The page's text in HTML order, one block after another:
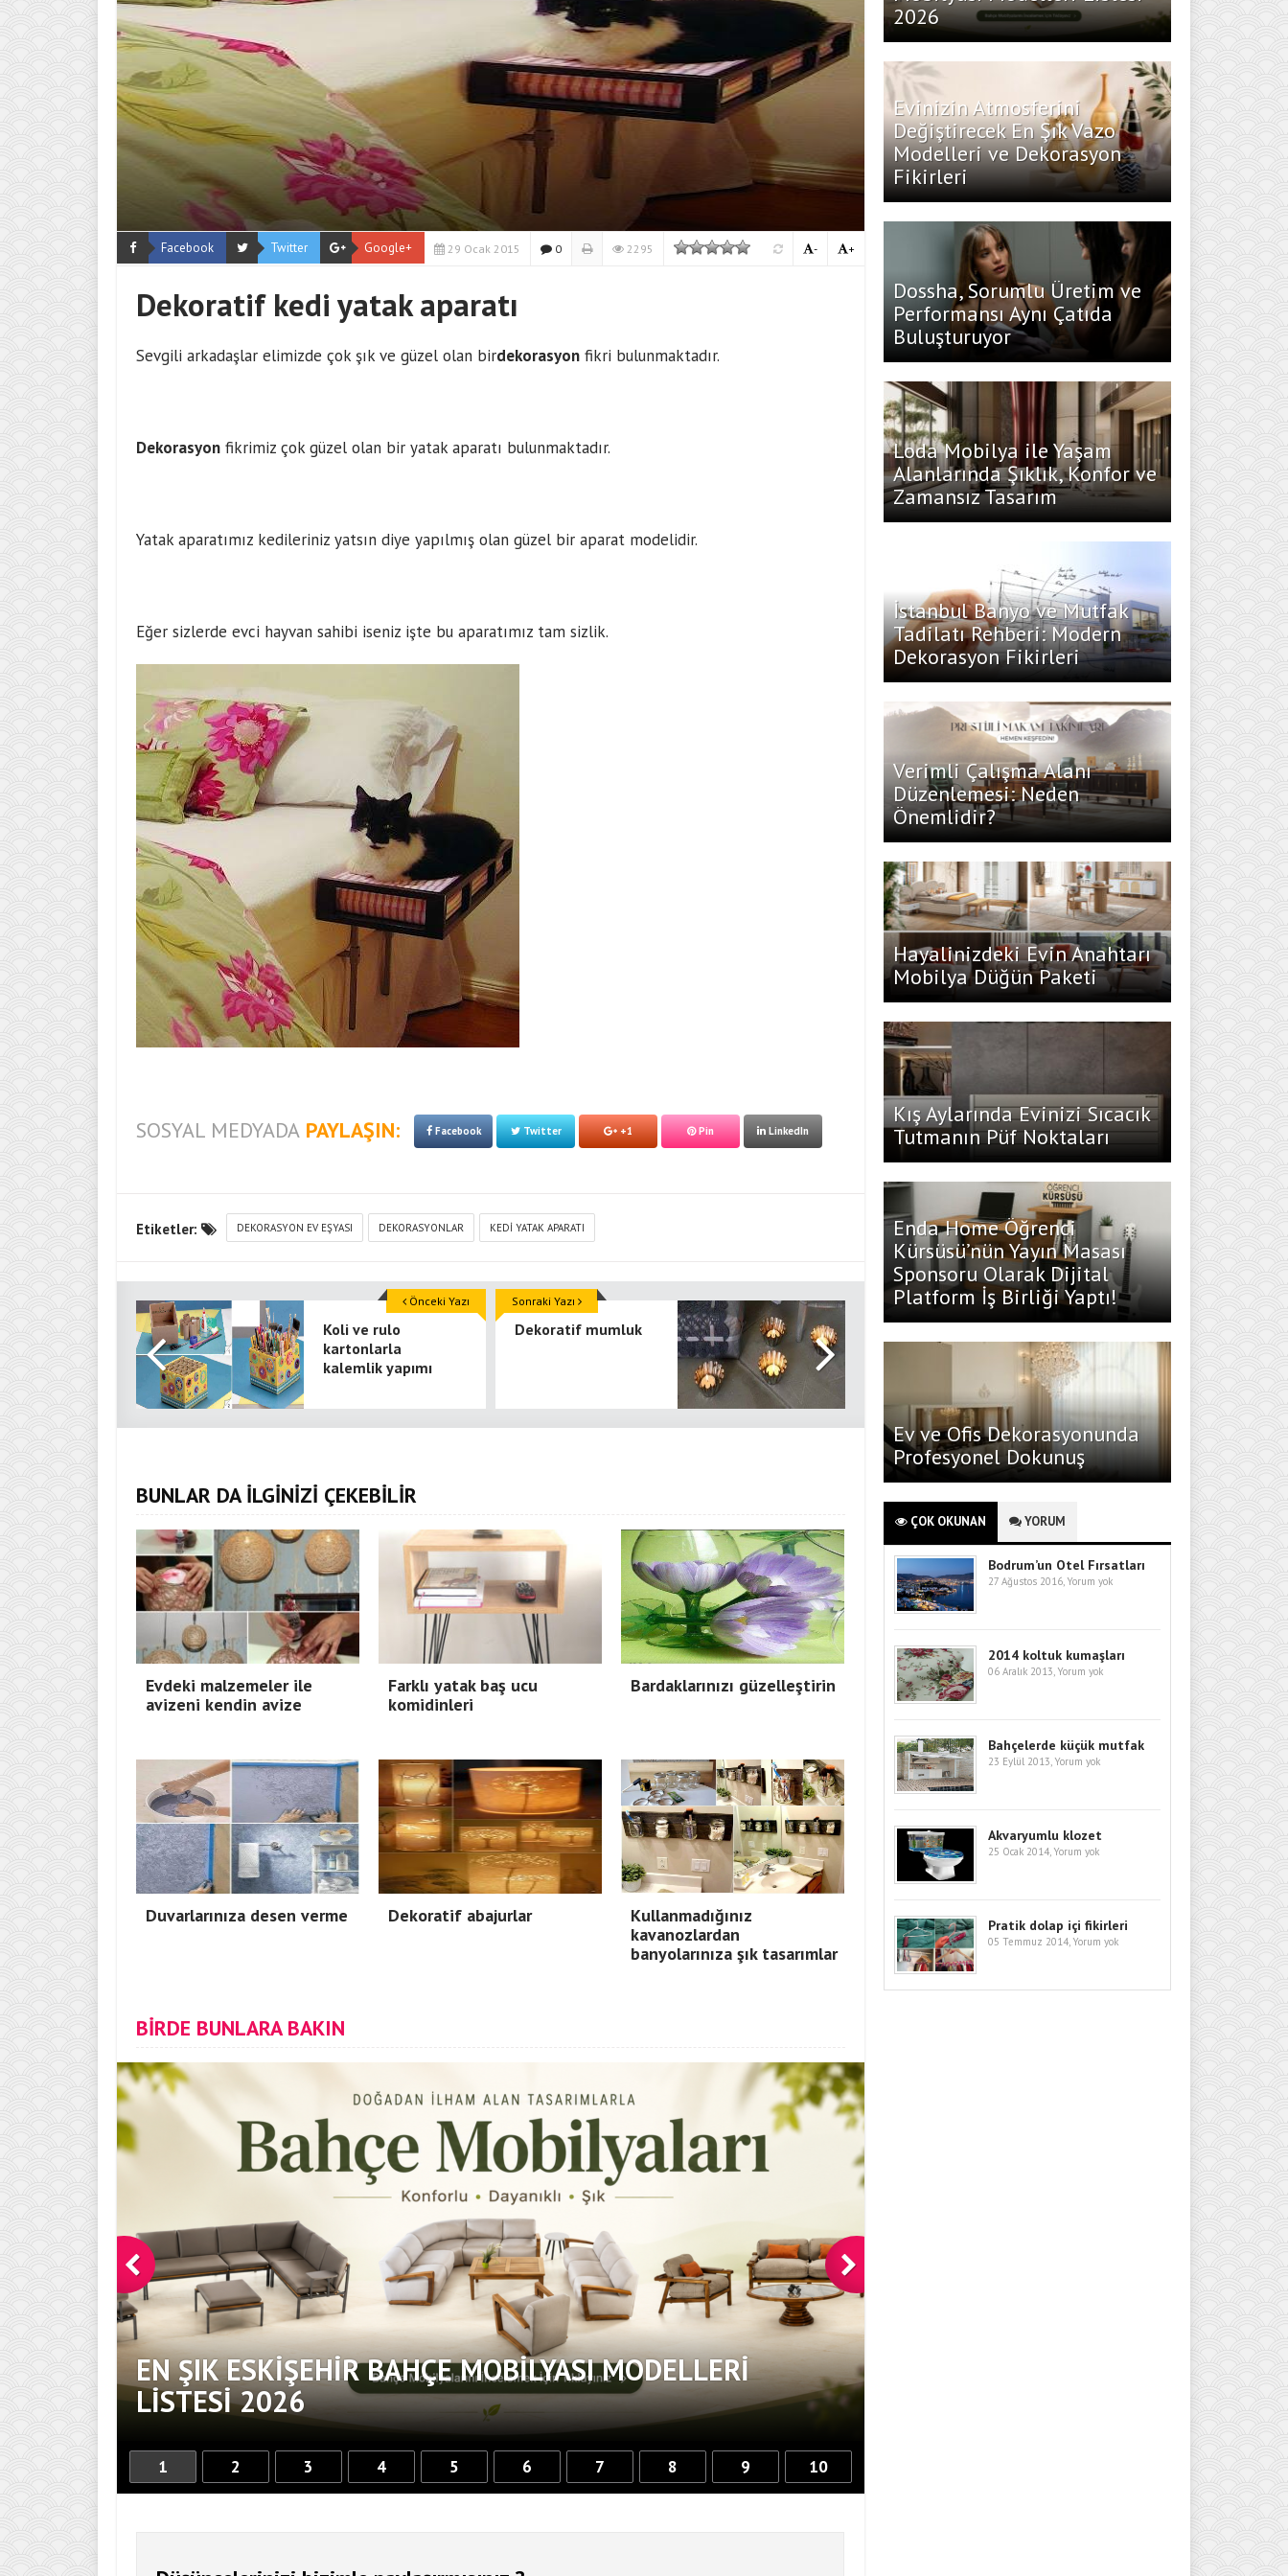
Facebook Twitter Google+ 29 Ocak 2015 0 2295 +
-
Dekoratif kedi yatak aparatı
Sevgili arkadaşlar elimizde çok şık ve güzel olan birdekorasyon fikri bulunmaktadır.
Dekorasyon fikrimiz çok güzel olan bir yatak aparatı bulunmaktadır.
Yatak aparatımız kedileriniz yatsın diye yapılmış olan güzel bir aparat modelidir.
Eğer sizlerde evci hayvan sahibi iseniz işte bu aparatımız tam sizlik.
SOSYAL MEDYADA PAYLAŞIN: Facebook Twitter +1 Pin LinkedIn
Etiketler: DEKORASYON EV EŞYASI DEKORASYONLAR KEDI YATAK APARATI
Koli ve rulo
kartonlarla
kalemlik yapımı
Önceki Yazı
Dekoratif mumluk
Sonraki Yazı
BUNLAR DA İLGİNİZİ ÇEKEBİLİR
Evdeki malzemeler ile
avizeni kendin avize
Farklı yatak baş ucu
komidinleri
Bardaklarınızı güzelleştirin
Duvarlarınıza desen verme Dekoratif abajurlar
Kullanmadığınız
kavanozlardan
banyolarınıza şık tasarımlar
BİRDE BUNLARA BAKIN
EN ŞIK ESKIŞEHIR BAHÇE MOBILYASI MODELLERI
LISTESI 2026
EVINIZIN ATMOSFERINI
MODELLERI VE DEKORASYON
1 2 3 4 5 6 7 8 9 10
2026
Evinizin Atmosferini
Değiştirecek En Şık Vazo
Modelleri ve Dekorasyon
Fikirleri
Dossha, Sorumlu Üretim ve
Performansı Aynı Çatıda
Buluşturuyor
Loda Mobilya ile Yaşam
Alanlarında Şıklık, Konfor ve
Zamansız Tasarım
İstanbul Banyo ve Mutfak
Tadilatı Rehberi: Modern
Dekorasyon Fikirleri
Verimli Çalışma Alanı
Düzenlemesi: Neden
Önemlidir?
Hayalinizdeki Evin Anahtarı
Mobilya Düğün Paketi
Kış Aylarında Evinizi Sıcacık
Tutmanın Püf Noktaları
Enda Home Öğrenci
Kürsüsü’nün Yayın Masası
Sponsoru Olarak Dijital
Platform İş Birliği Yaptı!
Ev ve Ofis Dekorasyonunda
Profesyonel Dokunuş
ÇOK OKUNAN YORUM
Bodrum’un Otel Fırsatları
27 Ağustos 2016, Yorum yok
2014 koltuk kumaşları
06 Aralık 2013, Yorum yok
Bahçelerde küçük mutfak
23 Eylül 2013, Yorum yok
Akvaryumlu klozet
25 Ocak 2014, Yorum yok
Pratik dolap içi fikirleri
05 Temmuz 2014, Yorum yok